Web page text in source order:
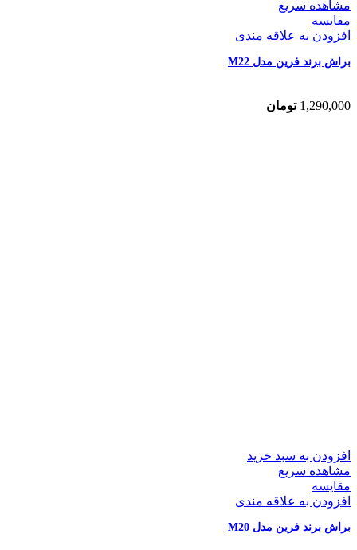
مشاهده سریع
مقایسه
افزودن به علاقه مندی
براش برند فرین مدل M22
1,290,000 تومان
افزودن به سبد خرید
مشاهده سریع
مقایسه
افزودن به علاقه مندی
براش برند فرین مدل M20